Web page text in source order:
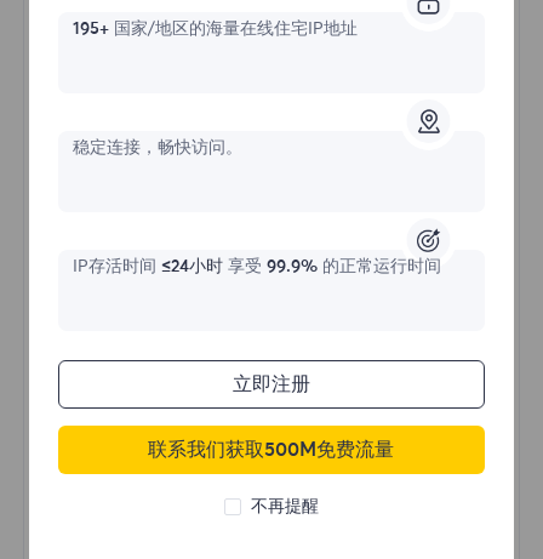
$?
立即购买
不限流量使用
195+国家/地区的海量在线住宅IP地址
稳定连接，畅快访问。
IP存活时间 ≤24小时享受 99.9%的正常运行时间
立即注册
联系我们获取500M免费流量
不再提醒